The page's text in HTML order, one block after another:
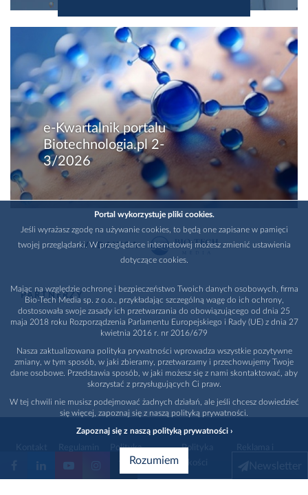
e-Kwartalnik portalu
Biotechnologia.pl 2-
3/2026
WYDAWCA
PARTNERZY
Polityka
prywatności
Polityka
promocja
Portal wykorzystuje pliki cookies.
Jeśli wyrażasz zgodę na używanie cookies, to będą one zapisane w pamięci
twojej przeglądarki. W przeglądarce internetowej możesz zmienić ustawienia
dotyczące cookies.
Mając na względzie ochronę i bezpieczeństwo Twoich danych osobowych, firma
Bio-Tech Media sp. z o.o., przykładając szczególną wagę do ich ochrony,
dostosowała swoje zasady ich przetwarzania do obowiązującego od dnia 25
maja 2018 roku Rozporządzenia Parlamentu Europejskiego i Rady (UE) z dnia 27
kwietnia 2016 r. nr 2016/679
Nasza zaktualizowana polityka prywatności wprowadza wszystkie pozytywne
zmiany, w tym sposób, w jaki zbieramy, przetwarzamy i przechowujemy Twoje
dane osobowe. Przedstawia sposób, w jaki możesz się z nami skontaktować, aby
skorzystać z przysługujących Ci praw.
W tej chwili nie musisz podejmować żadnych działań, ale jeśli chcesz dowiedzieć
się więcej, zapoznaj się z naszą polityką prywatności.
Zapoznaj się z naszą polityką prywatności ›
Rozumiem Newsletter